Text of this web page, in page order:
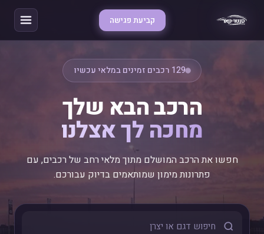
קביעת פגישה
129 רכבים זמינים במלאי עכשיו
הרכב הבא שלך
מחכה לך אצלנו
חפשו את הרכב המושלם מתוך מלאי רחב של רכבים, עם
פתרונות מימון שמותאמים בדיוק עבורכם.